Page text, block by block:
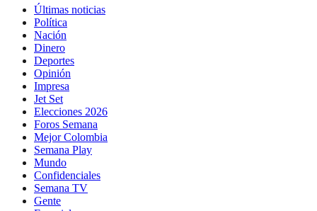
Últimas noticias
Política
Nación
Dinero
Deportes
Opinión
Impresa
Jet Set
Elecciones 2026
Foros Semana
Mejor Colombia
Semana Play
Mundo
Confidenciales
Semana TV
Gente